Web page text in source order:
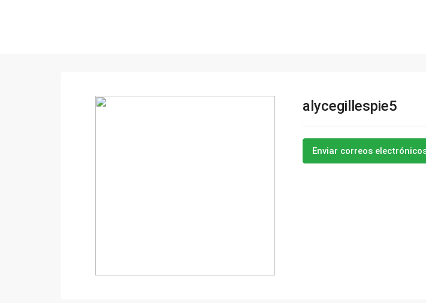
alycegillespie5
Enviar correos